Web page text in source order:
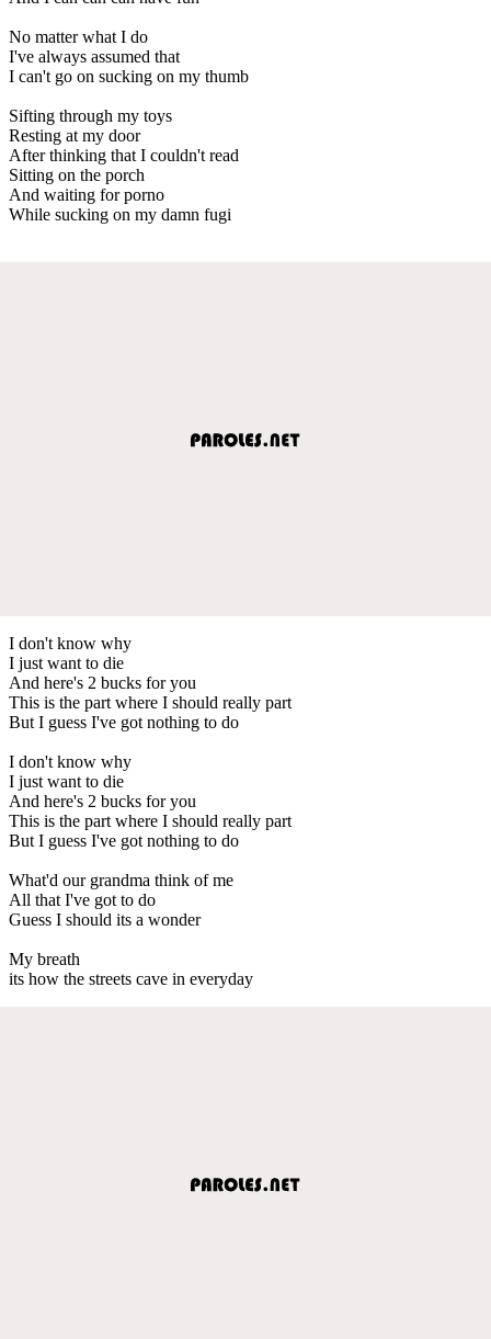
No matter what I do
I've always assumed that
I can't go on sucking on my thumb
Sifting through my toys
Resting at my door
After thinking that I couldn't read
Sitting on the porch
And waiting for porno
While sucking on my damn fugi
I don't know why
I just want to die
And here's 2 bucks for you
This is the part where I should really part
But I guess I've got nothing to do
I don't know why
I just want to die
And here's 2 bucks for you
This is the part where I should really part
But I guess I've got nothing to do
What'd our grandma think of me
All that I've got to do
Guess I should its a wonder
My breath
its how the streets cave in everyday